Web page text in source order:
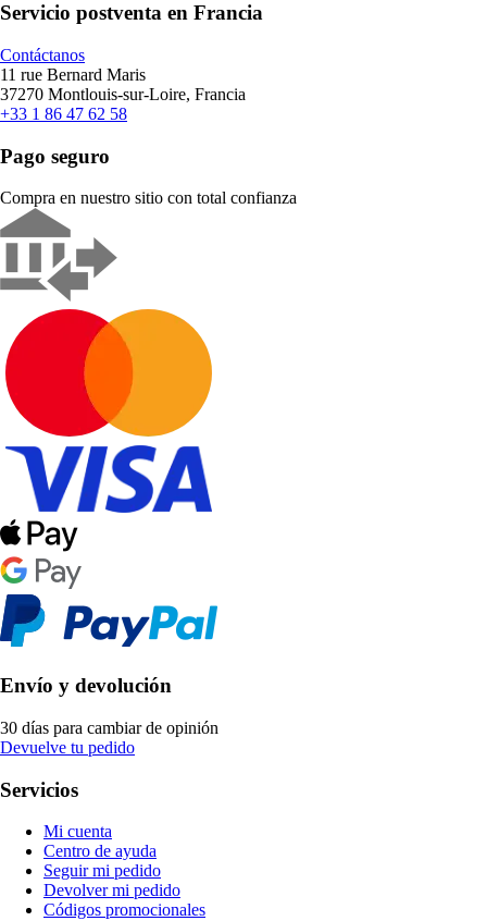
Servicio postventa en Francia
Contáctanos
11 rue Bernard Maris
37270 Montlouis-sur-Loire, Francia
+33 1 86 47 62 58
Pago seguro
Compra en nuestro sitio con total confianza
Envío y devolución
30 días para cambiar de opinión
Devuelve tu pedido
Servicios
Mi cuenta
Centro de ayuda
Seguir mi pedido
Devolver mi pedido
Códigos promocionales